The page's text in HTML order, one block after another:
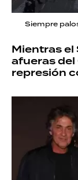
Siempre
Mientras el
afueras
represión